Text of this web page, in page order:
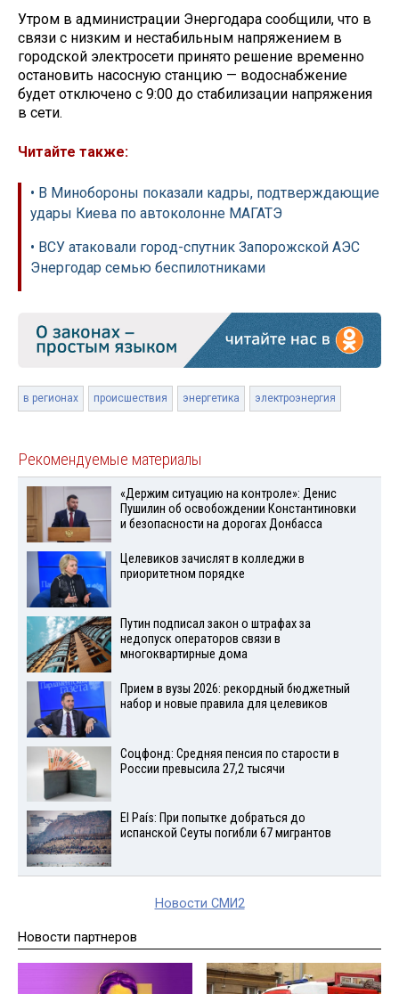
Утром в администрации Энергодара сообщили, что в
связи с низким и нестабильным напряжением в
городской электросети принято решение временно
остановить насосную станцию — водоснабжение
будет отключено с 9:00 до стабилизации напряжения
в сети.
Читайте также:
• В Минобороны показали кадры, подтверждающие
удары Киева по автоколонне МАГАТЭ
• ВСУ атаковали город-спутник Запорожской АЭС
Энергодар семью беспилотниками
в регионах происшествия энергетика электроэнергия
Рекомендуемые материалы
«Держим ситуацию на контроле»: Денис
Пушилин об освобождении Константиновки
и безопасности на дорогах Донбасса
Целевиков зачислят в колледжи в
приоритетном порядке
Путин подписал закон о штрафах за
недопуск операторов связи в
многоквартирные дома
Прием в вузы 2026: рекордный бюджетный
набор и новые правила для целевиков
Соцфонд: Средняя пенсия по старости в
России превысила 27,2 тысячи
El País: При попытке добраться до
испанской Сеуты погибли 67 мигрантов
Новости СМИ2
Новости партнеров